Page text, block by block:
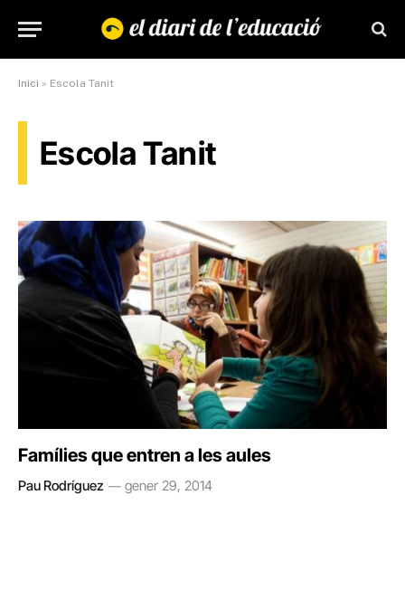
Inici » Escola Tanit
Escola Tanit
Famílies que entren a les aules
Pau Rodríguez gener 29, 2014